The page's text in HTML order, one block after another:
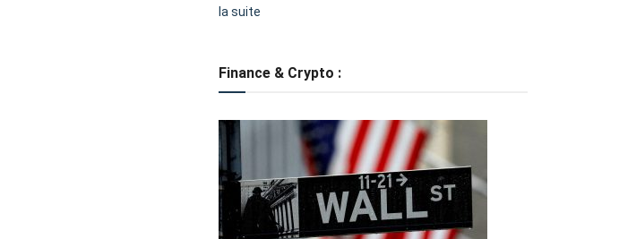
la suite
tondeuses
démarrage
courants
et
guide
d’auto-
Finance & Crypto :